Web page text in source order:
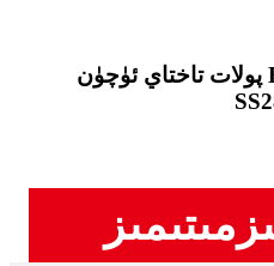
پولات تاختاي ئۈچۈن EN12811، EN1004،